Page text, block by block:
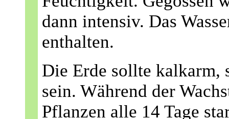
dann intensiv. Das
enthalten.
Die Erde sollte
sein. Während der
Pflanzen alle 14 Tage